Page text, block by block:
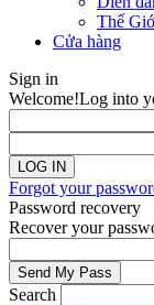
Thế
Cửa hàng
Sign in
Welcome!Log into
Forgot your
Password recovery
Recover your
Search